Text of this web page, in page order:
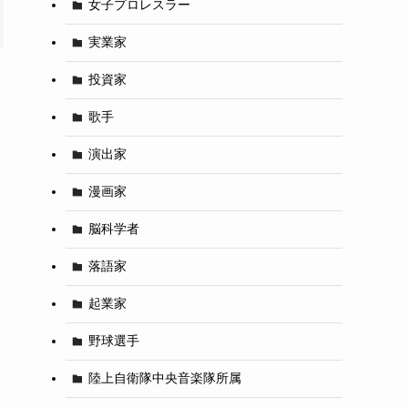
女子プロレスラー
実業家
投資家
歌手
演出家
漫画家
脳科学者
落語家
起業家
野球選手
陸上自衛隊中央音楽隊所属